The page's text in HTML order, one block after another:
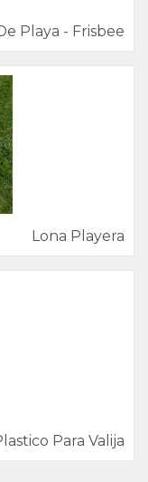
Playa - Frisbee
Lona Playera
Para Valija